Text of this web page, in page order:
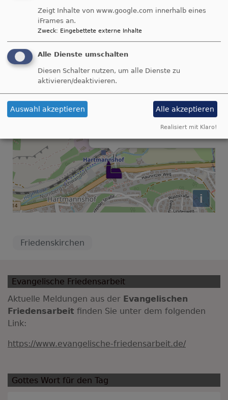
neue Formen mit historischen Stilelementen. Die
Saalkirche hat einen markanten Fassadenturm
mit Zeltdach und einen eingezogenen Chor.
Weitere Informationen finden auf der Homepage:
www.kirchengemeinde-hartmannshof.de
zurück zur Karte
+
−
i
Friedenskirchen
Evangelische Friedensarbeit
Aktuelle Meldungen aus der Evangelischen
Friedensarbeit finden Sie unter dem folgenden
Link:
https://www.evangelische-friedensarbeit.de/
Gottes Wort für den Tag
Zeigt Inhalte von www.google.com innerhalb eines
iFrames an.
Zweck: Eingebettete externe Inhalte
Alle Dienste umschalten
Diesen Schalter nutzen, um alle Dienste zu
aktivieren/deaktivieren.
Auswahl akzeptieren Alle akzeptieren
Realisiert mit Klaro!